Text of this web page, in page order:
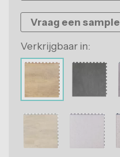
Vraag een sample
Verkrijgbaar in: